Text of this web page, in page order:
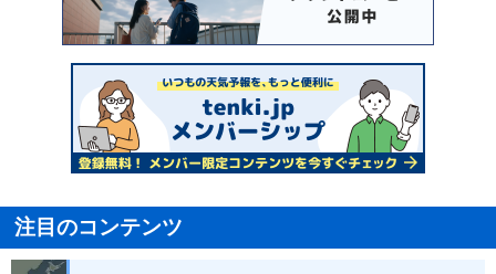
注目のコンテンツ